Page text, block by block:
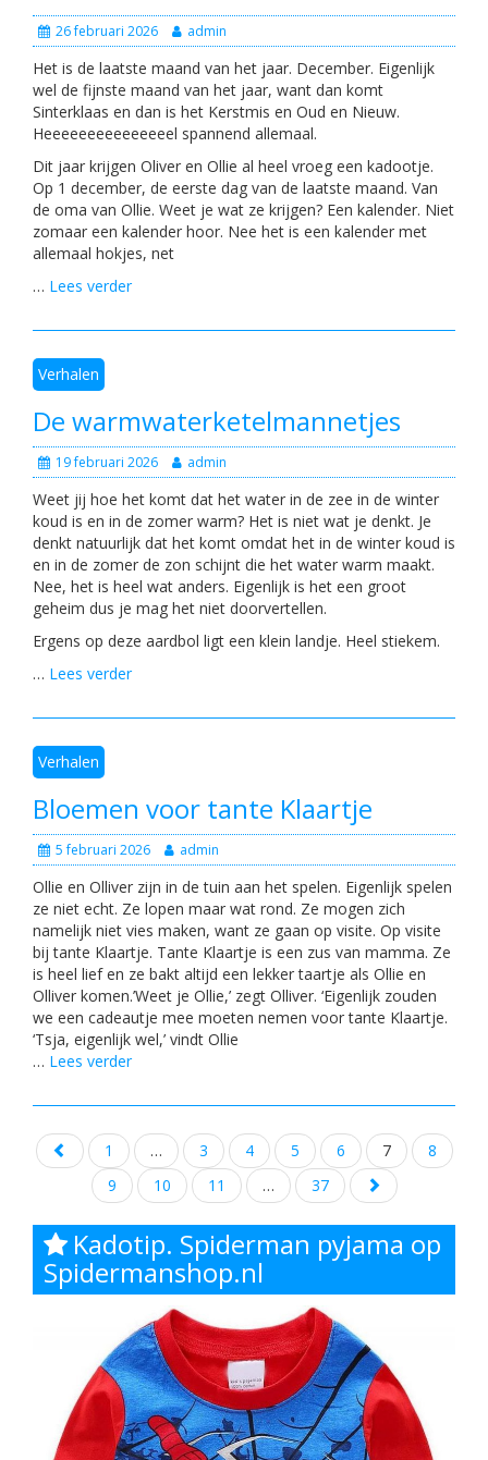
26 februari 2026 admin
Het is de laatste maand van het jaar. December. Eigenlijk
wel de fijnste maand van het jaar, want dan komt
Sinterklaas en dan is het Kerstmis en Oud en Nieuw.
Heeeeeeeeeeeeeeel spannend allemaal.
Dit jaar krijgen Oliver en Ollie al heel vroeg een kadootje.
Op 1 december, de eerste dag van de laatste maand. Van
de oma van Ollie. Weet je wat ze krijgen? Een kalender. Niet
zomaar een kalender hoor. Nee het is een kalender met
allemaal hokjes, net
… Lees verder
Verhalen
De warmwaterketelmannetjes
19 februari 2026 admin
Weet jij hoe het komt dat het water in de zee in de winter
koud is en in de zomer warm? Het is niet wat je denkt. Je
denkt natuurlijk dat het komt omdat het in de winter koud is
en in de zomer de zon schijnt die het water warm maakt.
Nee, het is heel wat anders. Eigenlijk is het een groot
geheim dus je mag het niet doorvertellen.
Ergens op deze aardbol ligt een klein landje. Heel stiekem.
… Lees verder
Verhalen
Bloemen voor tante Klaartje
5 februari 2026 admin
Ollie en Olliver zijn in de tuin aan het spelen. Eigenlijk spelen
ze niet echt. Ze lopen maar wat rond. Ze mogen zich
namelijk niet vies maken, want ze gaan op visite. Op visite
bij tante Klaartje. Tante Klaartje is een zus van mamma. Ze
is heel lief en ze bakt altijd een lekker taartje als Ollie en
Olliver komen.’Weet je Ollie,’ zegt Olliver. ‘Eigenlijk zouden
we een cadeautje mee moeten nemen voor tante Klaartje.
‘Tsja, eigenlijk wel,’ vindt Ollie
… Lees verder
Posts
navigation
1 … 3 4 5 6 7
8
9
10 11 … 37
Kadotip. Spiderman pyjama op
Spidermanshop.nl